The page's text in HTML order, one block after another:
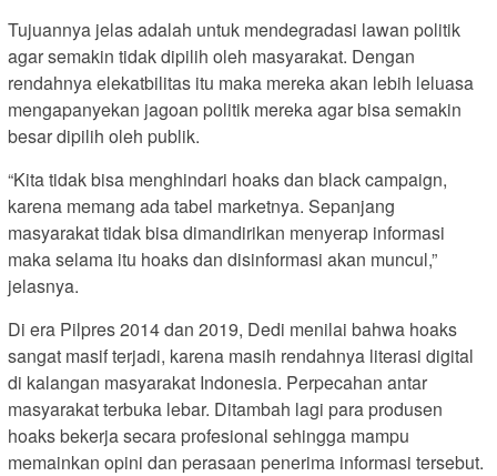
Tujuannya jelas adalah untuk mendegradasi lawan politik
agar semakin tidak dipilih oleh masyarakat. Dengan
rendahnya elekatbilitas itu maka mereka akan lebih leluasa
mengapanyekan jagoan politik mereka agar bisa semakin
besar dipilih oleh publik.
“Kita tidak bisa menghindari hoaks dan black campaign,
karena memang ada tabel marketnya. Sepanjang
masyarakat tidak bisa dimandirikan menyerap informasi
maka selama itu hoaks dan disinformasi akan muncul,”
jelasnya.
Di era Pilpres 2014 dan 2019, Dedi menilai bahwa hoaks
sangat masif terjadi, karena masih rendahnya literasi digital
di kalangan masyarakat Indonesia. Perpecahan antar
masyarakat terbuka lebar. Ditambah lagi para produsen
hoaks bekerja secara profesional sehingga mampu
memainkan opini dan perasaan penerima informasi tersebut.